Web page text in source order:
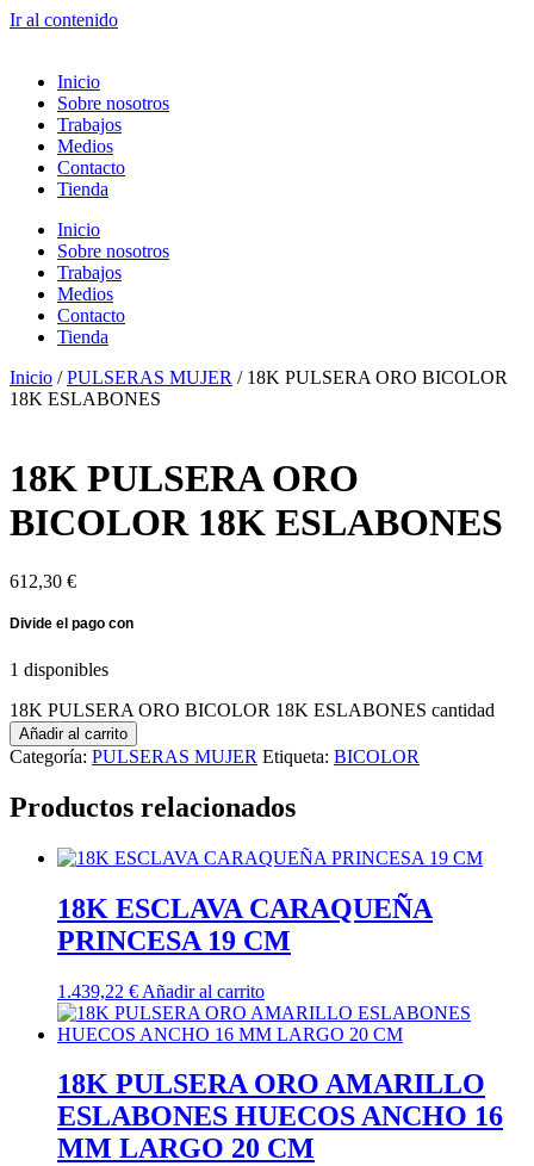
Ir al contenido
Inicio
Sobre nosotros
Trabajos
Medios
Contacto
Tienda
Inicio
Sobre nosotros
Trabajos
Medios
Contacto
Tienda
Inicio /PULSERAS MUJER / 18K PULSERA ORO BICOLOR
18K ESLABONES
18K PULSERA ORO
BICOLOR 18K ESLABONES
612,30 €
1 disponibles
18K PULSERA ORO BICOLOR 18K ESLABONES cantidad
Añadir al carrito
Categoría: PULSERAS MUJER Etiqueta: BICOLOR
Productos relacionados
18K ESCLAVA CARAQUEÑA
PRINCESA 19 CM
1.439,22 € Añadir al carrito
18K PULSERA ORO AMARILLO
ESLABONES HUECOS ANCHO 16
MM LARGO 20 CM